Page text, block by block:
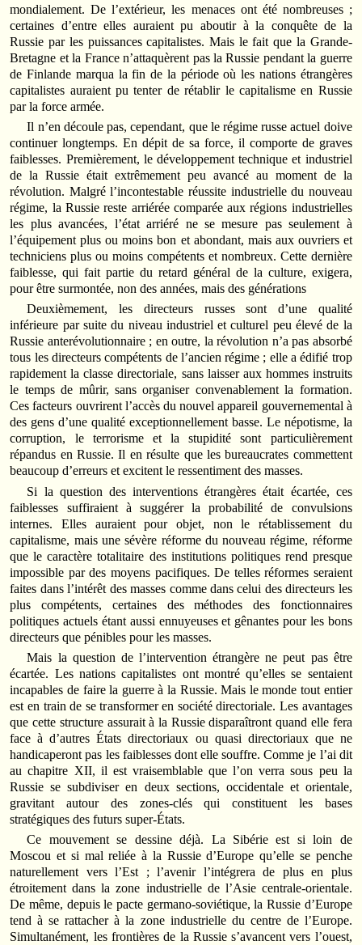
mondialement. De l’extérieur, les menaces ont été nombreuses ;
certaines d’entre elles auraient pu aboutir à la conquête de la
Russie par les puissances capitalistes. Mais le fait que la Grande-
Bretagne et la France n’attaquèrent pas la Russie pendant la guerre
de Finlande marqua la fin de la période où les nations étrangères
capitalistes auraient pu tenter de rétablir le capitalisme en Russie
par la force armée.
Il n’en découle pas, cependant, que le régime russe actuel doive
continuer longtemps. En dépit de sa force, il comporte de graves
faiblesses. Premièrement, le développement technique et industriel
de la Russie était extrêmement peu avancé au moment de la
révolution. Malgré l’incontestable réussite industrielle du nouveau
régime, la Russie reste arriérée comparée aux régions industrielles
les plus avancées, l’état arriéré ne se mesure pas seulement à
l’équipement plus ou moins bon et abondant, mais aux ouvriers et
techniciens plus ou moins compétents et nombreux. Cette dernière
faiblesse, qui fait partie du retard général de la culture, exigera,
pour être surmontée, non des années, mais des générations
Deuxièmement, les directeurs russes sont d’une qualité
inférieure par suite du niveau industriel et culturel peu élevé de la
Russie anterévolutionnaire ; en outre, la révolution n’a pas absorbé
tous les directeurs compétents de l’ancien régime ; elle a édifié trop
rapidement la classe directoriale, sans laisser aux hommes instruits
le temps de mûrir, sans organiser convenablement la formation.
Ces facteurs ouvrirent l’accès du nouvel appareil gouvernemental à
des gens d’une qualité exceptionnellement basse. Le népotisme, la
corruption, le terrorisme et la stupidité sont particulièrement
répandus en Russie. Il en résulte que les bureaucrates commettent
beaucoup d’erreurs et excitent le ressentiment des masses.
Si la question des interventions étrangères était écartée, ces
faiblesses suffiraient à suggérer la probabilité de convulsions
internes. Elles auraient pour objet, non le rétablissement du
capitalisme, mais une sévère réforme du nouveau régime, réforme
que le caractère totalitaire des institutions politiques rend presque
impossible par des moyens pacifiques. De telles réformes seraient
faites dans l’intérêt des masses comme dans celui des directeurs les
plus compétents, certaines des méthodes des fonctionnaires
politiques actuels étant aussi ennuyeuses et gênantes pour les bons
directeurs que pénibles pour les masses.
Mais la question de l’intervention étrangère ne peut pas être
écartée. Les nations capitalistes ont montré qu’elles se sentaient
incapables de faire la guerre à la Russie. Mais le monde tout entier
est en train de se transformer en société directoriale. Les avantages
que cette structure assurait à la Russie disparaîtront quand elle fera
face à d’autres États directoriaux ou quasi directoriaux que ne
handicaperont pas les faiblesses dont elle souffre. Comme je l’ai dit
au chapitre XII, il est vraisemblable que l’on verra sous peu la
Russie se subdiviser en deux sections, occidentale et orientale,
gravitant autour des zones-clés qui constituent les bases
stratégiques des futurs super-États.
Ce mouvement se dessine déjà. La Sibérie est si loin de
Moscou et si mal reliée à la Russie d’Europe qu’elle se penche
naturellement vers l’Est ; l’avenir l’intégrera de plus en plus
étroitement dans la zone industrielle de l’Asie centrale-orientale.
De même, depuis le pacte germano-soviétique, la Russie d’Europe
tend à se rattacher à la zone industrielle du centre de l’Europe.
Simultanément, les frontières de la Russie s’avancent vers l’ouest,